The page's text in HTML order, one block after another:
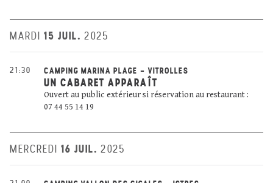
MARDI 15 JUIL. 2025
21:30 CAMPING MARINA PLAGE - VITROLLES
UN CABARET APPARAÎT
Ouvert au public extérieur si réservation au restaurant :
07 44 55 14 19
MERCREDI 16 JUIL. 2025